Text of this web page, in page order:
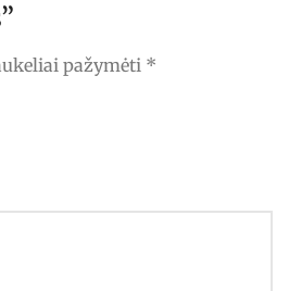
pažymėti *